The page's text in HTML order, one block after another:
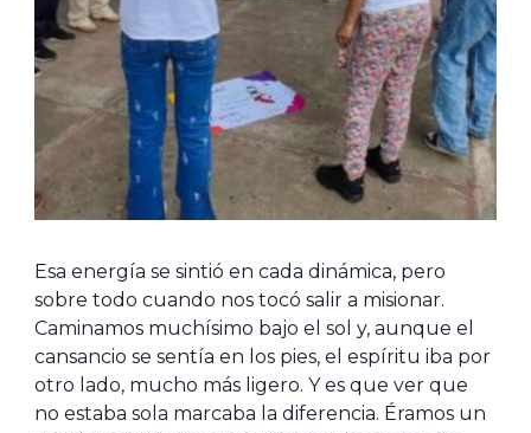
Esa energía se sintió en cada dinámica, pero
sobre todo cuando nos tocó salir a misionar.
Caminamos muchísimo bajo el sol y, aunque el
cansancio se sentía en los pies, el espíritu iba por
otro lado, mucho más ligero. Y es que ver que
no estaba sola marcaba la diferencia. Éramos un